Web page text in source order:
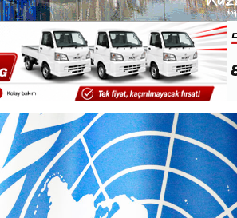
açılışında fenalaşarak hastaneye kaldırıldı